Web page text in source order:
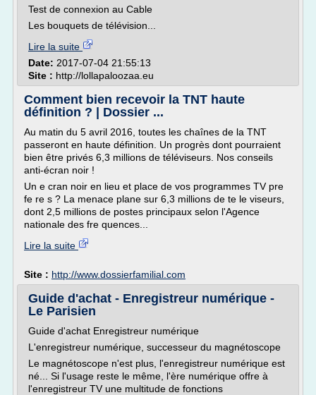
Test de connexion au Cable
Les bouquets de télévision...
Lire la suite
Date: 2017-07-04 21:55:13
Site : http://lollapaloozaa.eu
Comment bien recevoir la TNT haute
définition ? | Dossier ...
Au matin du 5 avril 2016, toutes les chaînes de la TNT
passeront en haute définition. Un progrès dont pourraient
bien être privés 6,3 millions de téléviseurs. Nos conseils
anti-écran noir !
Un e cran noir en lieu et place de vos programmes TV pre
fe re s ? La menace plane sur 6,3 millions de te le viseurs,
dont 2,5 millions de postes principaux selon l'Agence
nationale des fre quences...
Lire la suite
Site : http://www.dossierfamilial.com
Guide d'achat - Enregistreur numérique -
Le Parisien
Guide d'achat Enregistreur numérique
L'enregistreur numérique, successeur du magnétoscope
Le magnétoscope n'est plus, l'enregistreur numérique est
né... Si l'usage reste le même, l'ère numérique offre à
l'enregistreur TV une multitude de fonctions